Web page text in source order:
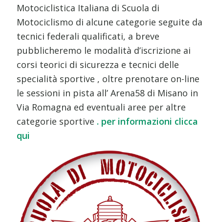
Motociclistica Italiana di Scuola di
Motociclismo di alcune categorie seguite da
tecnici federali qualificati, a breve
pubblicheremo le modalità d’iscrizione ai
corsi teorici di sicurezza e tecnici delle
specialità sportive , oltre prenotare on-line
le sessioni in pista all’ Arena58 di Misano in
Via Romagna ed eventuali aree per altre
categorie sportive . per informazioni clicca
qui